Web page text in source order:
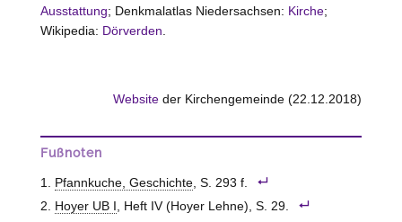
Ausstattung; Denkmalatlas Niedersachsen: Kirche;
Wikipedia: Dörverden
Website der Kirchengemeinde (22.12.2018)
Fußnoten
Pfannkuche, Geschichte, S. 293 f.
Hoyer UB I , Heft IV (Hoyer Lehne), S. 29.